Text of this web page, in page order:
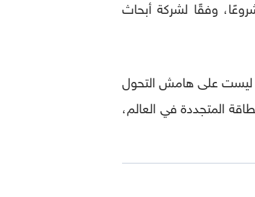
ليست على هامش التحول
المتجددة في العالم،